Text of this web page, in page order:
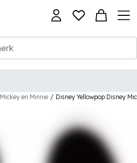
Mickey en Minnie / Disney Yellowpop Disney